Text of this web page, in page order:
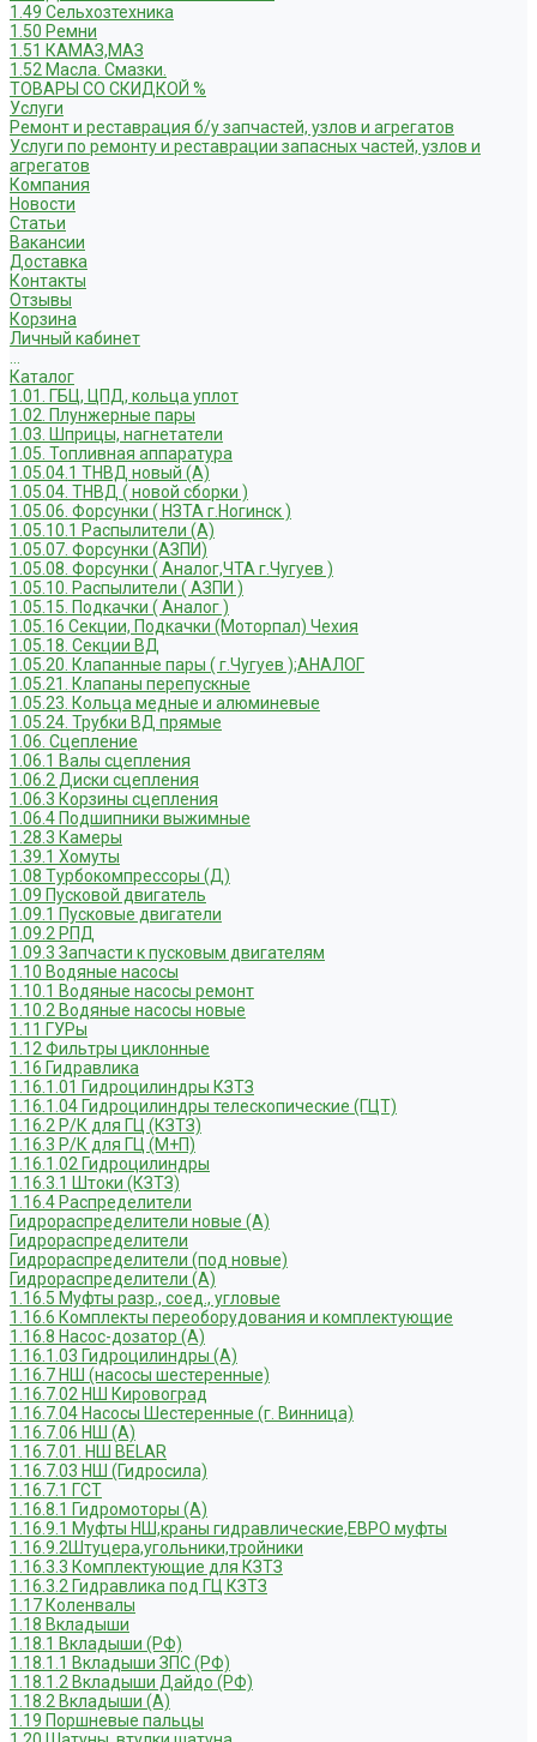
1.49 Сельхозтехника
1.50 Ремни
1.51 КАМАЗ,МАЗ
1.52 Масла. Смазки.
ТОВАРЫ СО СКИДКОЙ %
Услуги
Ремонт и реставрация б/у запчастей, узлов и агрегатов
Услуги по ремонту и реставрации запасных частей, узлов и
агрегатов
Компания
Новости
Статьи
Вакансии
Доставка
Контакты
Отзывы
Корзина
Личный кабинет
Каталог
1.01. ГБЦ, ЦПД, кольца уплот
1.02. Плунжерные пары
1.03. Шприцы, нагнетатели
1.05. Топливная аппаратура
1.05.04.1 ТНВД новый (А)
1.05.04. ТНВД ( новой сборки )
1.05.06. Форсунки ( НЗТА г.Ногинск )
1.05.10.1 Распылители (А)
1.05.07. Форсунки (АЗПИ)
1.05.08. Форсунки ( Аналог,ЧТА г.Чугуев )
1.05.10. Распылители ( АЗПИ )
1.05.15. Подкачки ( Аналог )
1.05.16 Секции, Подкачки (Моторпал) Чехия
1.05.18. Секции ВД
1.05.20. Клапанные пары ( г.Чугуев );АНАЛОГ
1.05.21. Клапаны перепускные
1.05.23. Кольца медные и алюминевые
1.05.24. Трубки ВД прямые
1.06. Сцепление
1.06.1 Валы сцепления
1.06.2 Диски сцепления
1.06.3 Корзины сцепления
1.06.4 Подшипники выжимные
1.28.3 Камеры
1.39.1 Хомуты
1.08 Турбокомпрессоры (Д)
1.09 Пусковой двигатель
1.09.1 Пусковые двигатели
1.09.2 РПД
1.09.3 Запчасти к пусковым двигателям
1.10 Водяные насосы
1.10.1 Водяные насосы ремонт
1.10.2 Водяные насосы новые
1.11 ГУРы
1.12 Фильтры циклонные
1.16 Гидравлика
1.16.1.01 Гидроцилиндры КЗТЗ
1.16.1.04 Гидроцилиндры телескопические (ГЦТ)
1.16.2 Р/К для ГЦ (КЗТЗ)
1.16.3 Р/К для ГЦ (М+П)
1.16.1.02 Гидроцилиндры
1.16.3.1 Штоки (КЗТЗ)
1.16.4 Распределители
Гидрораспределители новые (А)
Гидрораспределители
Гидрораспределители (под новые)
Гидрораспределители (А)
1.16.5 Муфты разр., соед., угловые
1.16.6 Комплекты переоборудования и комплектующие
1.16.8 Насос-дозатор (А)
1.16.1.03 Гидроцилиндры (А)
1.16.7 НШ (насосы шестеренные)
1.16.7.02 НШ Кировоград
1.16.7.04 Насосы Шестеренные (г. Винница)
1.16.7.06 НШ (А)
1.16.7.01. НШ BELAR
1.16.7.03 НШ (Гидросила)
1.16.7.1 ГСТ
1.16.8.1 Гидромоторы (А)
1.16.9.1 Муфты НШ,краны гидравлические,ЕВРО муфты
1.16.9.2Штуцера,угольники,тройники
1.16.3.3 Комплектующие для КЗТЗ
1.16.3.2 Гидравлика под ГЦ КЗТЗ
1.17 Коленвалы
1.18 Вкладыши
1.18.1 Вкладыши (РФ)
1.18.1.1 Вкладыши ЗПС (РФ)
1.18.1.2 Вкладыши Дайдо (РФ)
1.18.2 Вкладыши (А)
1.19 Поршневые пальцы